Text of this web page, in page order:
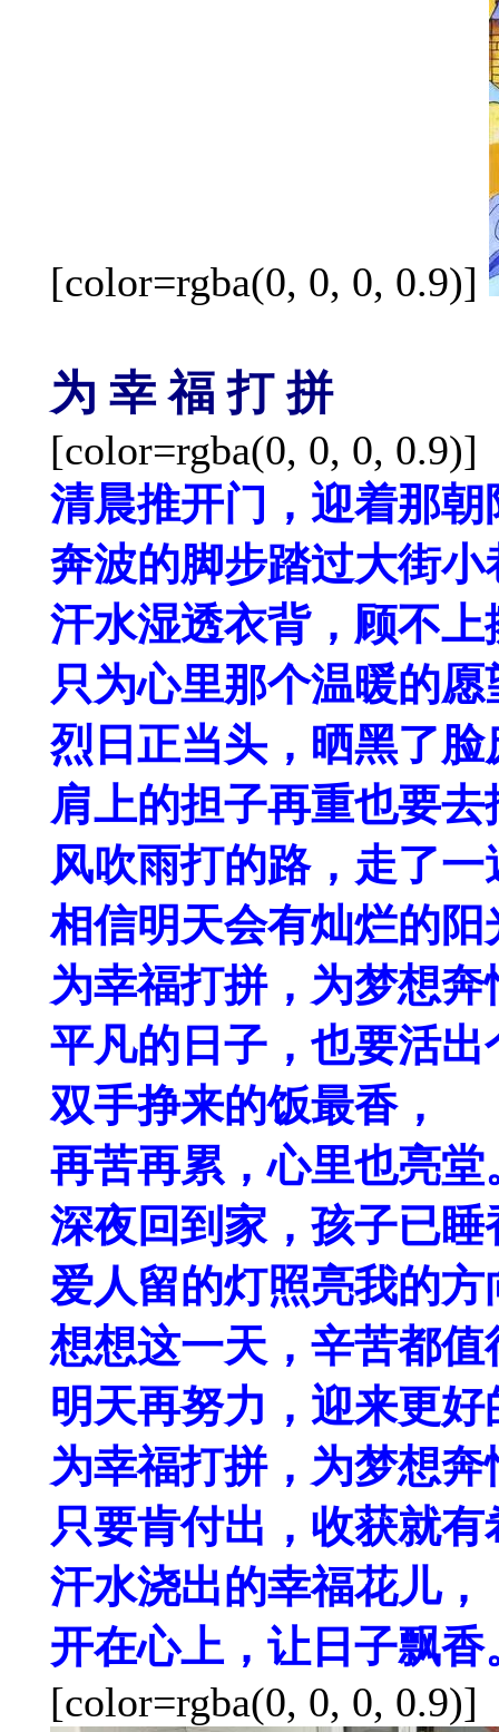
[color=rgba(0, 0, 0, 0.9)]
为 幸 福 打 拼
[color=rgba(0, 0, 0, 0.9)]
清晨推开门，迎着那朝
奔波的脚步踏过大街小
汗水湿透衣背，顾不上
只为心里那个温暖的愿
烈日正当头，晒黑了脸
肩上的担子再重也要去
风吹雨打的路，走了一
相信明天会有灿烂的阳
为幸福打拼，为梦想奔
平凡的日子，也要活出
双手挣来的饭最香，
再苦再累，心里也亮堂
深夜回到家，孩子已睡
爱人留的灯照亮我的方
想想这一天，辛苦都值
明天再努力，迎来更好
为幸福打拼，为梦想奔
只要肯付出，收获就有
汗水浇出的幸福花儿，
开在心上，让日子飘香
[color=rgba(0, 0, 0, 0.9)]